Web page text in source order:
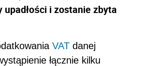
upadłości i zostanie zbyta
VAT danej
łącznie kilku